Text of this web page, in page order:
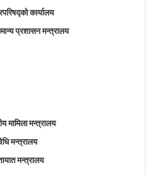
कार्यालय
प्रशासन मन्त्रालय
मामिला मन्त्रालय
मन्त्रालय
मन्त्रालय